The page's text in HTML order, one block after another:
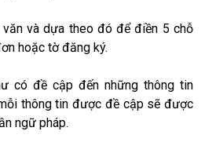
và dựa theo đó để điền 5 chỗ
hoặc tờ đăng ký.
có đề cập đến những thông tin
thông tin được đề cập sẽ được
ngữ pháp.